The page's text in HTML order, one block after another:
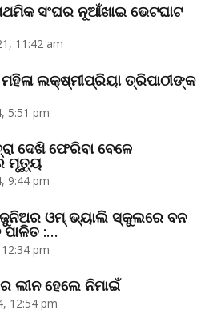
ସଂଘର ନୂଆଁଖାଇ ଭେଟଘାଟ
11:42 am
ମହିଳା ଲକ୍ଷ୍ମୀପ୍ରିୟା ତ୍ରିପାଠୀଙ୍କ
5:51 pm
ଦେଖି ଫେରିବା ବେଳେ
ମୃତ୍ୟୁ
9:44 pm
ଓମ୍‌ ଭ୍ୟାଲି ସ୍କୁଲରେ ବନ
:…
pm
ଲୀନ ହେଲେ ନିମାଇଁ
12:54 pm